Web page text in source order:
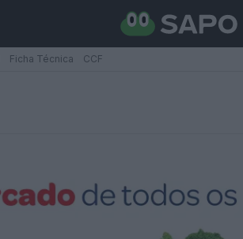
Ficha Técnica CCF